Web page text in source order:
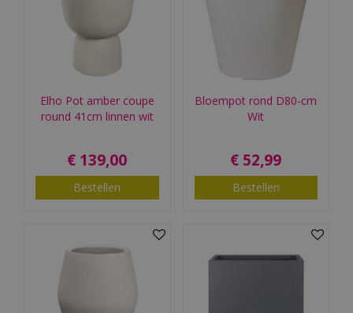
Elho Pot amber coupe
round 41cm linnen wit
€ 139,00
Bestellen
Bloempot rond D80-cm
Wit
€ 52,99
Bestellen